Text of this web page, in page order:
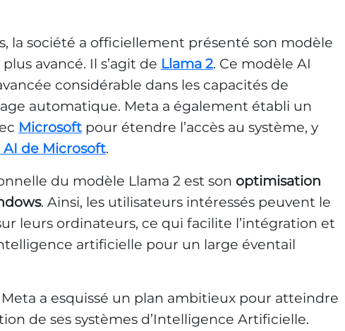
la société a officiellement présenté son modèle
avancé. Il s’agit de Llama 2. Ce modèle AI
considérable dans les capacités de
automatique. Meta a également établi un
Microsoft pour étendre l’accès au système, y
AI de Microsoft.
du modèle Llama 2 est son optimisation
. Ainsi, les utilisateurs intéressés peuvent le
leurs ordinateurs, ce qui facilite l’intégration et
artificielle pour un large éventail
Meta a esquissé un plan ambitieux pour atteindre
de ses systèmes d’Intelligence Artificielle.